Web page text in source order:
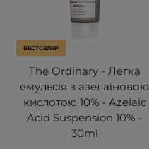
БЕСТСЕЛЕР
The Ordinary - Легка
емульсія з азелаїновою
кислотою 10% - Azelaic
Acid Suspension 10% -
30ml